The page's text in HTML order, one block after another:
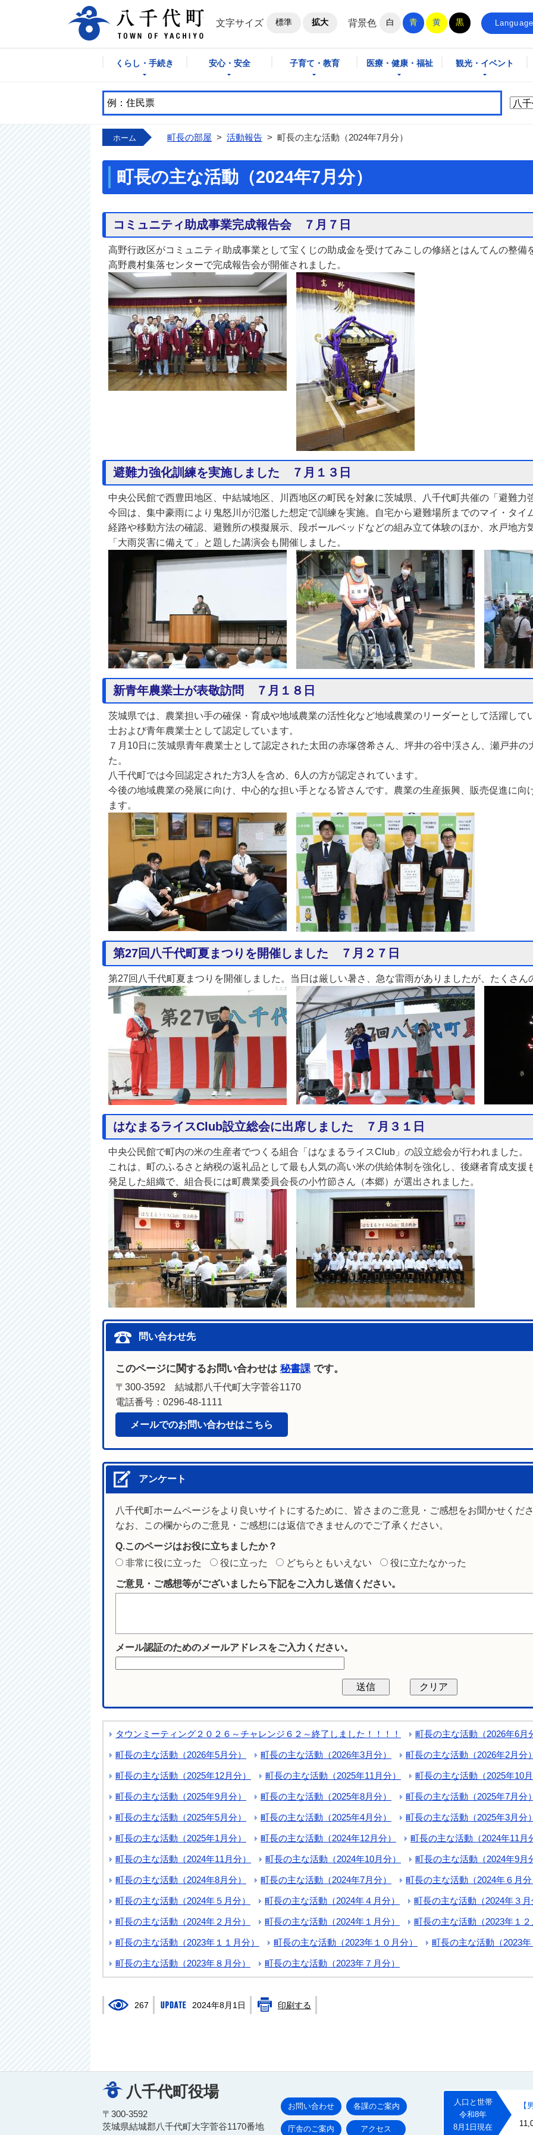
八千代町公式ホームページ
文字サイズ
標準 拡大 背景色 白 青 黄 黒
くらし・手続き 安心・安全 子育て・教育 医療・健康・福祉 観光・イベント
ホーム 町長の部屋 > 活動報告 > 町長の主な活動（2024年7月分）
町長の主な活動（2024年7月分）
コミュニティ助成事業完成報告会 ７月７日
高野行政区がコミュニティ助成事業として宝くじの助成金を受けてみこしの修繕とはんてんの整備
高野農村集落センターで完成報告会が開催されました。
避難力強化訓練を実施しました ７月１３日
中央公民館で西豊田地区、中結城地区、川西地区の町民を対象に茨城県、八千代町共催の「避難力
今回は、集中豪雨により鬼怒川が氾濫した想定で訓練を実施。自宅から避難場所までのマイ・タイ
経路や移動方法の確認、避難所の模擬展示、段ボールベッドなどの組み立て体験のほか、水戸地方
「大雨災害に備えて」と題した講演会も開催しました。
新青年農業士が表敬訪問 ７月１８日
茨城県では、農業担い手の確保・育成や地域農業の活性化など地域農業のリーダーとして活躍して
士および青年農業士として認定しています。
７月10日に茨城県青年農業士として認定された太田の赤塚啓希さん、坪井の谷中渓さん、瀬戸井
た。
八千代町では今回認定された方3人を含め、6人の方が認定されています。
今後の地域農業の発展に向け、中心的な担い手となる皆さんです。農業の生産振興、販売促進に向
ます。
第27回八千代町夏まつりを開催しました ７月２７日
第27回八千代町夏まつりを開催しました。当日は厳しい暑さ、急な雷雨がありましたが、たくさん
はなまるライスClub設立総会に出席しました ７月３１日
中央公民館で町内の米の生産者でつくる組合「はなまるライスClub」の設立総会が行われました。
これは、町のふるさと納税の返礼品として最も人気の高い米の供給体制を強化し、後継者育成支援
発足した組織で、組合長には町農業委員会長の小竹節さん（本郷）が選出されました。
問い合わせ先
このページに関するお問い合わせは 秘書課 です。
〒300-3592 結城郡八千代町大字菅谷1170
電話番号：0296-48-1111
メールでのお問い合わせはこちら
アンケート
八千代町ホームページをより良いサイトにするために、皆さまのご意見・ご感想をお聞かせくだ
なお、この欄からのご意見・ご感想には返信できませんのでご了承ください。
Q.このページはお役に立ちましたか？
非常に役に立った
役に立った どちらともいえない 役に立たなかった
ご意見・ご感想等がございましたら下記をご入力し送信ください。
メール認証のためのメールアドレスをご入力ください。
タウンミーティング２０２６～チャレンジ６２～終了しました！！！！ 町長の主な活動（2026年6月
町長の主な活動（2026年5月分） 町長の主な活動（2026年3月分） 町長の主な活動（2026年2月分
町長の主な活動（2025年12月分） 町長の主な活動（2025年11月分） 町長の主な活動（2025年10
町長の主な活動（2025年9月分） 町長の主な活動（2025年8月分） 町長の主な活動（2025年7月分
町長の主な活動（2025年5月分） 町長の主な活動（2025年4月分） 町長の主な活動（2025年3月分
町長の主な活動（2025年1月分） 町長の主な活動（2024年12月分） 町長の主な活動（2024年11月
町長の主な活動（2024年11月分） 町長の主な活動（2024年10月分） 町長の主な活動（2024年9月
町長の主な活動（2024年8月分） 町長の主な活動（2024年7月分） 町長の主な活動（2024年６月
町長の主な活動（2024年５月分） 町長の主な活動（2024年４月分） 町長の主な活動（2024年３
町長の主な活動（2024年２月分） 町長の主な活動（2024年１月分） 町長の主な活動（2023年１
町長の主な活動（2023年１１月分） 町長の主な活動（2023年１０月分） 町長の主な活動（2023
町長の主な活動（2023年８月分） 町長の主な活動（2023年７月分）
267 2024年8月1日 印刷する
八千代町役場
〒300-3592
茨城県結城郡八千代町大字菅谷1170番地
お問い合わせ 各課のご案内
庁舎のご案内 アクセス